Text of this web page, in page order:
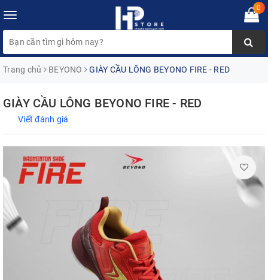
Toggle
navigation
0
Trang chủ BEYONO GIÀY CẦU LÔNG BEYONO FIRE - RED
GIÀY CẦU LÔNG BEYONO FIRE - RED
Viết đánh giá